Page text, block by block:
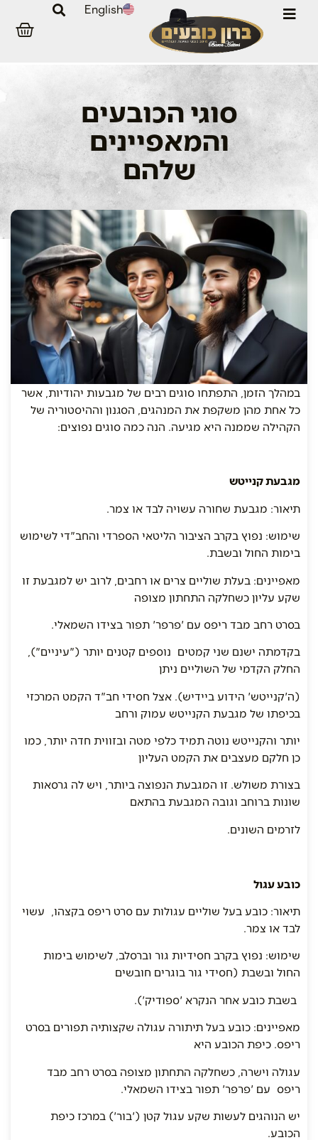
English
סוגי הכובעים
והמאפיינים
שלהם
במהלך הזמן, התפתחו סוגים רבים של מגבעות יהודיות, אשר
כל אחת מהן משקפת את המנהגים, הסגנון וההיסטוריה של
הקהילה שממנה היא מגיעה. הנה כמה סוגים נפוצים:
מגבעת קנייטש
תיאור: מגבעת שחורה עשויה לבד או צמר.
שימוש: נפוץ בקרב הציבור הליטאי הספרדי והחב"די לשימוש
בימות החול ובשבת.
מאפיינים: בעלת שוליים צרים או רחבים, לרוב יש למגבעת זו
שקע עליון כשחלקה התחתון מצופה
בסרט רחב מבד ריפס עם 'פרפר' תפור בצידו השמאלי.
בקדמתה ישנם שני קמטים נוספים קטנים יותר ("עיניים"),
החלק הקדמי של השוליים ניתן
(ה'קנייטש' הידוע ביידיש). אצל חסידי חב"ד הקמט המרכזי
בכיפתו של מגבעת הקנייטש עמוק ורחב
יותר והקנייטש נוטה תמיד כלפי מטה ובזווית חדה יותר, כמו
כן חלקם מעצבים את הקמט העליון
בצורת משולש. זו המגבעת הנפוצה ביותר, ויש לה גרסאות
שונות ברוחב וגובה המגבעת בהתאם
לזרמים השונים.
כובע עגול
תיאור: כובע בעל שוליים עגולות עם סרט ריפס בקצהו, עשוי
לבד או צמר.
שימוש: נפוץ בקרב חסידיות גור וברסלב, לשימוש בימות
החול ובשבת (חסידי גור בוגרים חובשים
בשבת כובע אחר הנקרא 'ספודיק').
מאפיינים: כובע בעל תיתורה עגולה שקצותיה תפורים בסרט
ריפס. כיפת הכובע היא
עגולה וישרה, כשחלקה התחתון מצופה בסרט רחב מבד
ריפס עם 'פרפר' תפור בצידו השמאלי.
יש הנוהגים לעשות שקע עגול קטן ('בור') במרכז כיפת
הכובע.